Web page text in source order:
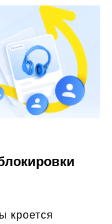
кроется